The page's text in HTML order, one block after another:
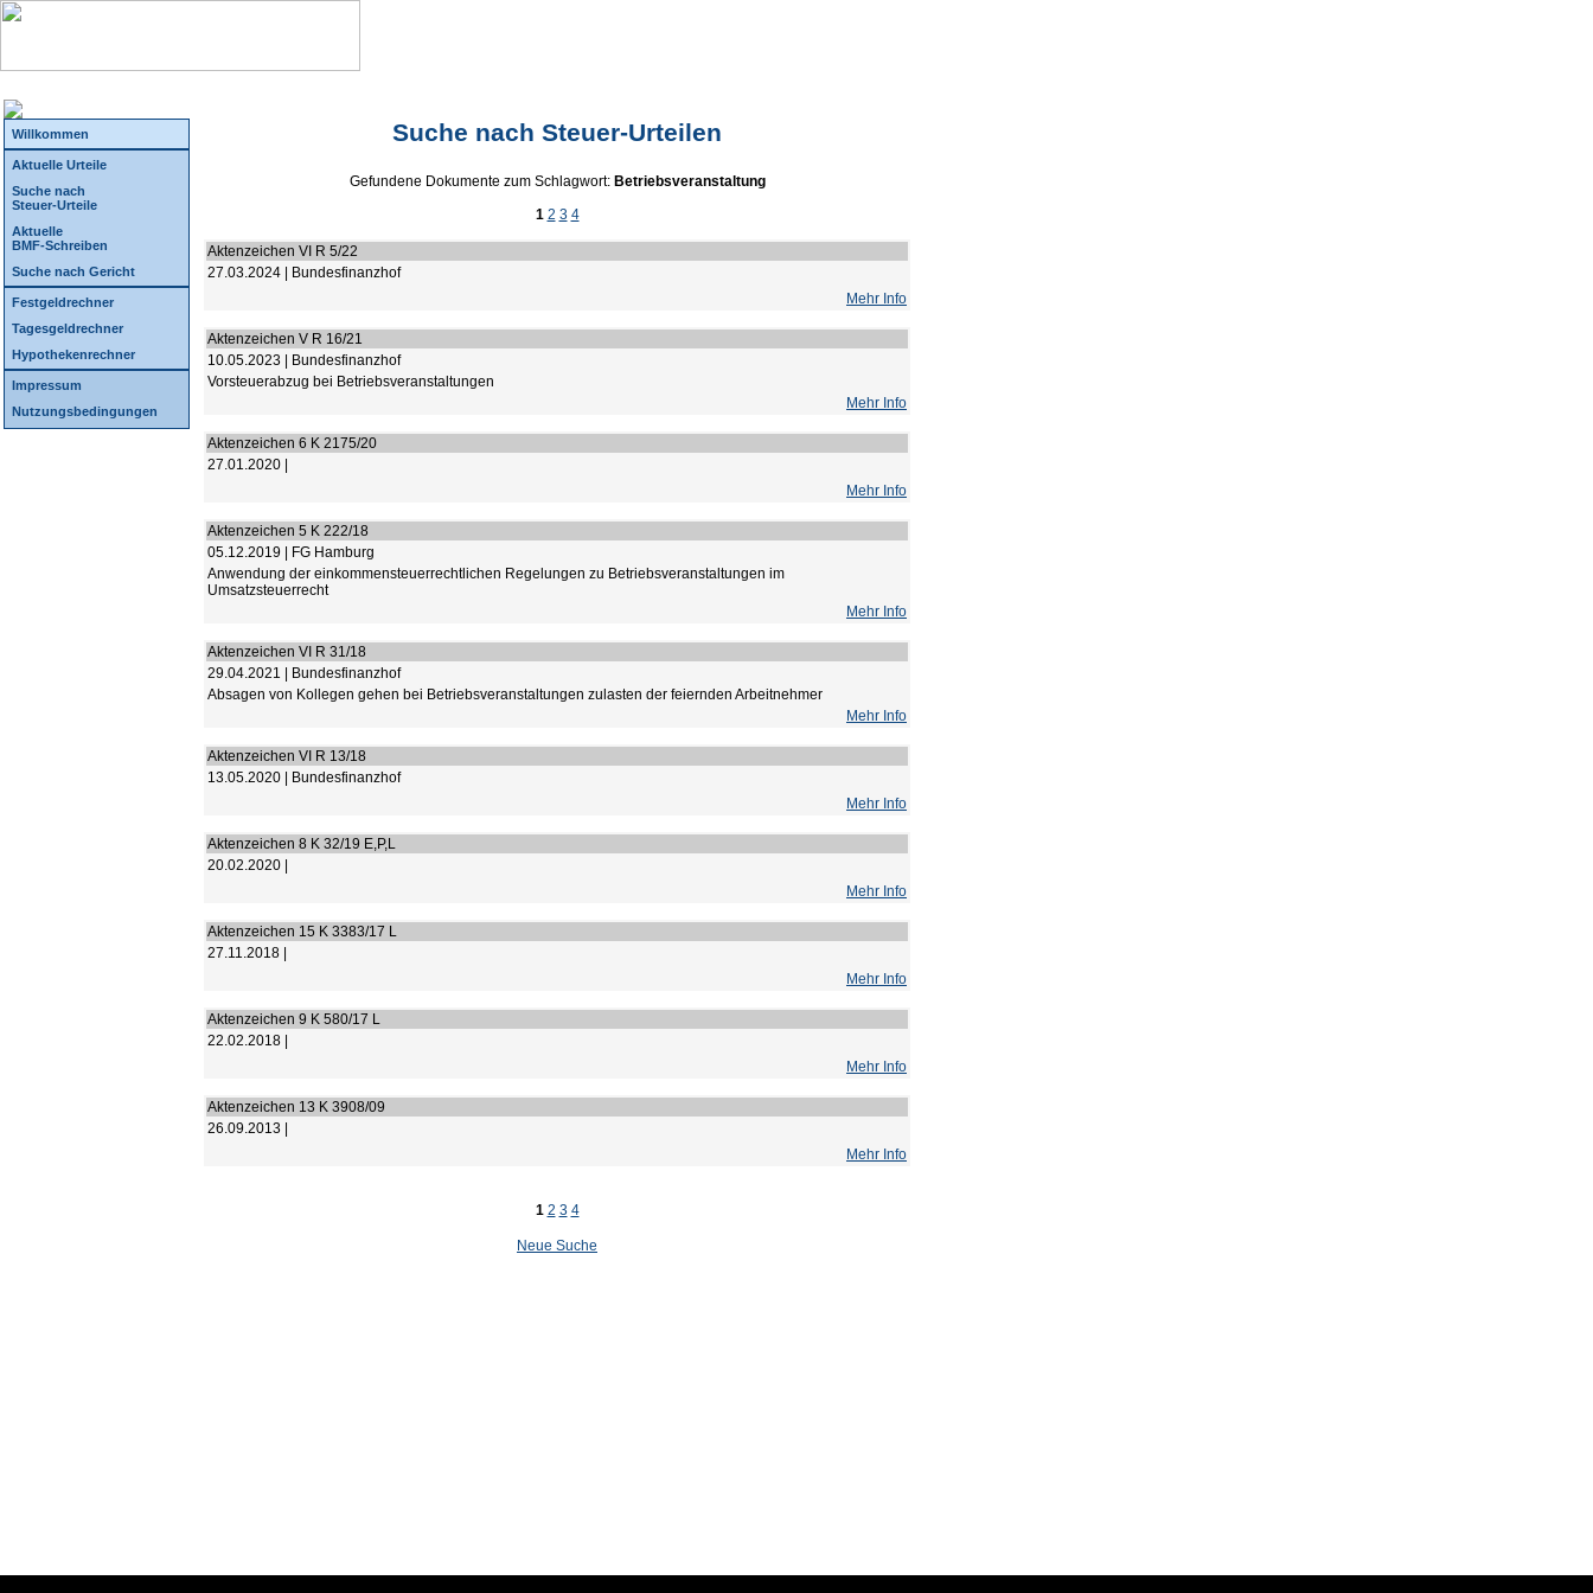
Willkommen
Aktuelle Urteile
Suche nach
Steuer-Urteile
Aktuelle
BMF-Schreiben
Suche nach Gericht
Festgeldrechner
Tagesgeldrechner
Hypothekenrechner
Impressum
Nutzungsbedingungen
Suche nach Steuer-Urteilen
Gefundene Dokumente zum Schlagwort: Betriebsveranstaltung
1 2 3 4
Aktenzeichen VI R 5/22
27.03.2024 | Bundesfinanzhof
Mehr Info
Aktenzeichen V R 16/21
10.05.2023 | Bundesfinanzhof
Vorsteuerabzug bei Betriebsveranstaltungen
Mehr Info
Aktenzeichen 6 K 2175/20
27.01.2020 |
Mehr Info
Aktenzeichen 5 K 222/18
05.12.2019 | FG Hamburg
Anwendung der einkommensteuerrechtlichen Regelungen zu Betriebsveranstaltungen im
Umsatzsteuerrecht
Mehr Info
Aktenzeichen VI R 31/18
29.04.2021 | Bundesfinanzhof
Absagen von Kollegen gehen bei Betriebsveranstaltungen zulasten der feiernden Arbeitnehmer
Mehr Info
Aktenzeichen VI R 13/18
13.05.2020 | Bundesfinanzhof
Mehr Info
Aktenzeichen 8 K 32/19 E,P,L
20.02.2020 |
Mehr Info
Aktenzeichen 15 K 3383/17 L
27.11.2018 |
Mehr Info
Aktenzeichen 9 K 580/17 L
22.02.2018 |
Mehr Info
Aktenzeichen 13 K 3908/09
26.09.2013 |
Mehr Info
1 2 3 4
Neue Suche